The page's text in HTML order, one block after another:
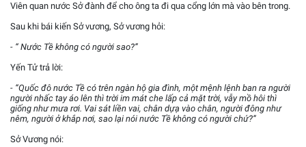
Viên quan nước Sở đành để cho ông ta đi qua cổng lớn mà vào bên trong.
Sau khi bái kiến Sở vương, Sở vương hỏi:
- “ Nước Tề không có người sao?”
Yến Tử trả lời:
- “Quốc đô nước Tề có trên ngàn hộ gia đình, một mệnh lệnh ban ra người
người nhấc tay áo lên thì trời im mát che lấp cả mặt trời, vẫy mồ hôi thì
giống như mưa rơi. Vai sát liền vai, chân dựạ vào chân, người đông như
nêm, người ở khắp nơi, sao lại nói nước Tề không có người chứ?”
Sở Vương nói: